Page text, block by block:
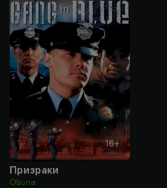
16+
Призраки
Obuna